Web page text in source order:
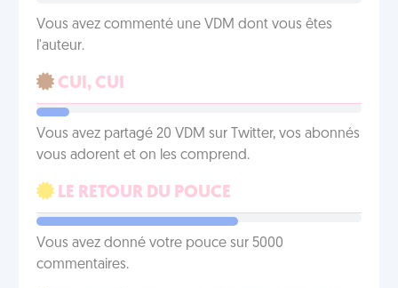
Vous avez commenté une VDM dont vous êtes
l'auteur.
CUI, CUI
Vous avez partagé 20 VDM sur Twitter, vos abonnés
vous adorent et on les comprend.
LE RETOUR DU POUCE
Vous avez donné votre pouce sur 5000
commentaires.